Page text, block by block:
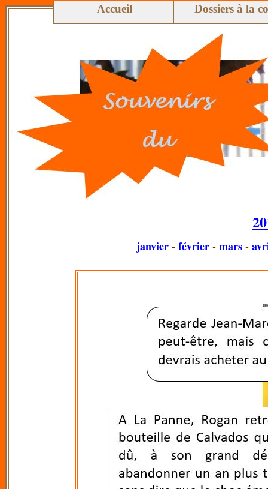
janvier-février-mars-
Accueil Dossiers à la